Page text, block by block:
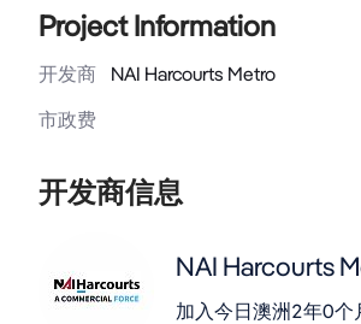
Project Information
开发商 NAI Harcourts Metro
市政费
开发商信息
NAI Harcourts
加入今日澳洲 2年0个